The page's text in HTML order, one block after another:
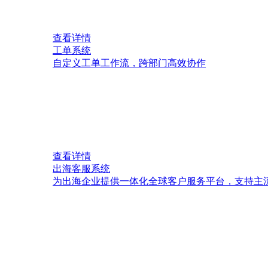
查看详情
工单系统
自定义工单工作流，跨部门高效协作
查看详情
出海客服系统
为出海企业提供一体化全球客户服务平台，支持主